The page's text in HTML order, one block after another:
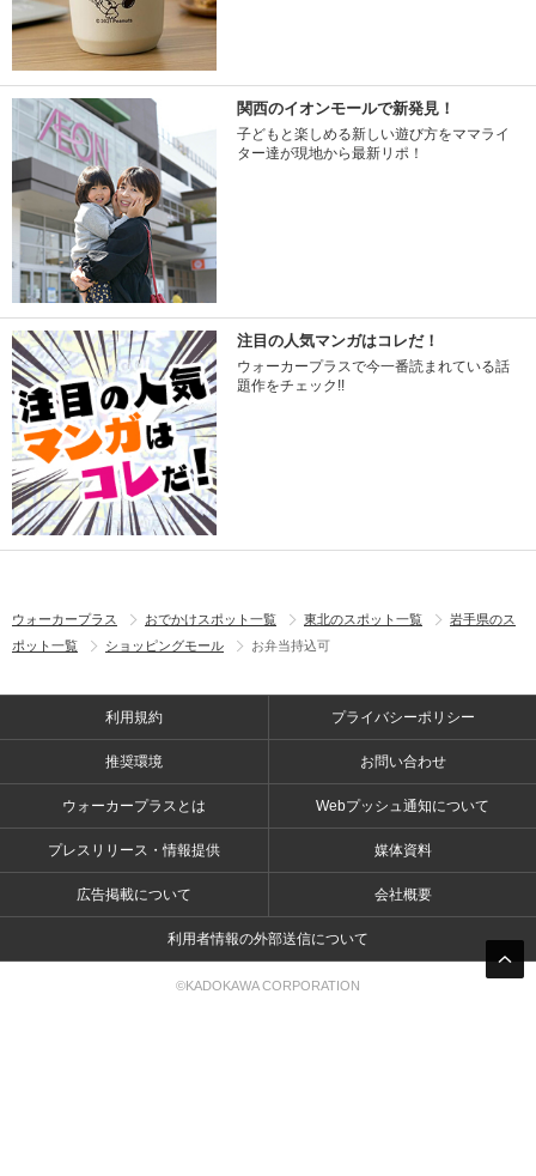
関西のイオンモールで新発見！
子どもと楽しめる新しい遊び方をママライ
ター達が現地から最新リポ！
注目の人気マンガはコレだ！
ウォーカープラスで今一番読まれている話
題作をチェック!!
ウォーカープラス おでかけスポット一覧 東北のスポット一覧
岩手県のス
ポット一覧
ショッピングモール お弁当持込可
利用規約 プライバシーポリシー
推奨環境 お問い合わせ
ウォーカープラスとは Webプッシュ通知について
プレスリリース・情報提供 媒体資料
広告掲載について 会社概要
利用者情報の外部送信について
©KADOKAWA CORPORATION